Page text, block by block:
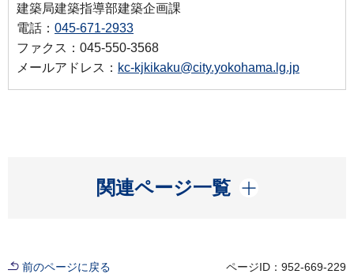
建築局建築指導部建築企画課
電話： 045-671-2933
ファクス：045-550-3568
メールアドレス： kc-kjkikaku@city.yokohama.lg.jp
関連ページ一覧
開く
前のページに戻る ページID：952-669-229